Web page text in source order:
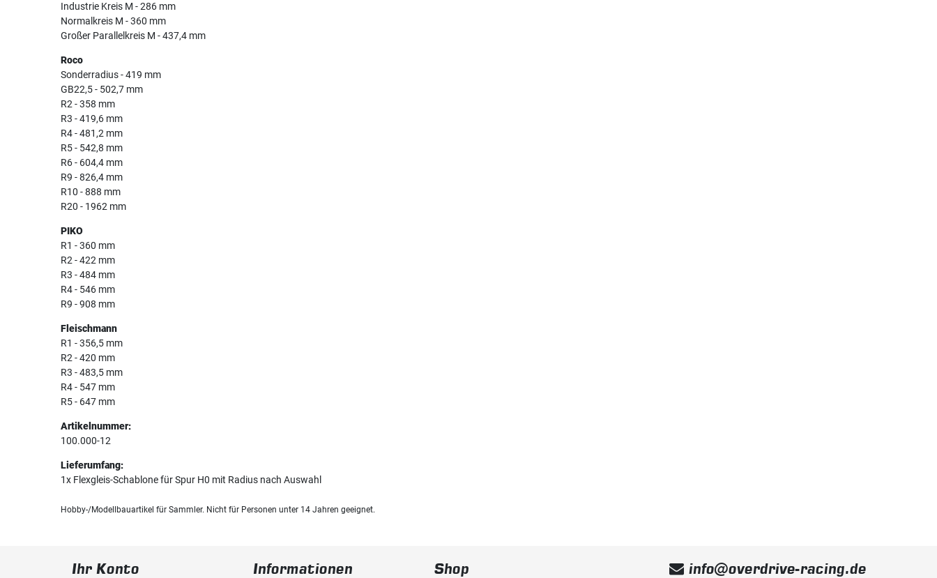
Industrie Kreis M - 286 mm
Normalkreis M - 360 mm
Großer Parallelkreis M - 437,4 mm
Roco
Sonderradius - 419 mm
GB22,5 - 502,7 mm
R2 - 358 mm
R3 - 419,6 mm
R4 - 481,2 mm
R5 - 542,8 mm
R6 - 604,4 mm
R9 - 826,4 mm
R10 - 888 mm
R20 - 1962 mm
PIKO
R1 - 360 mm
R2 - 422 mm
R3 - 484 mm
R4 - 546 mm
R9 - 908 mm
Fleischmann
R1 - 356,5 mm
R2 - 420 mm
R3 - 483,5 mm
R4 - 547 mm
R5 - 647 mm
Artikelnummer:
100.000-12
Lieferumfang:
1x Flexgleis-Schablone für Spur H0 mit Radius nach Auswahl
Hobby-/Modellbauartikel für Sammler. Nicht für Personen unter 14 Jahren geeignet.
Ihr Konto Informationen Shop
info@overdrive-racing.de